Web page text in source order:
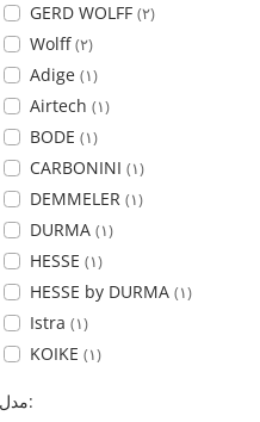
GERD WOLFF (۲)
Wolff(۲)
Adige (۱)
Airtech (۱)
BODE (۱)
CARBONINI (۱)
DEMMELER (۱)
DURMA (۱)
HESSE (۱)
HESSE by DURMA (۱)
Istra (۱)
KOIKE (۱)
مدل: